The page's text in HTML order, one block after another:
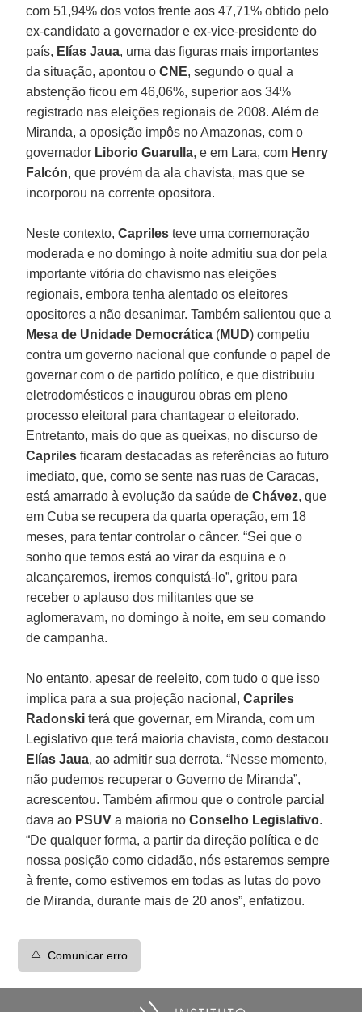
com 51,94% dos votos frente aos 47,71% obtido pelo
ex-candidato a governador e ex-vice-presidente do
país, Elías Jaua, uma das figuras mais importantes
da situação, apontou oCNE, segundo o qual a
abstenção ficou em 46,06%, superior aos 34%
registrado nas eleições regionais de 2008. Além de
Miranda, a oposição impôs no Amazonas, com o
governador Liborio Guarulla, e em Lara, com Henry
Falcón, que provém da ala chavista, mas que se
incorporou na corrente opositora.
Neste contexto,Caprilesteve uma comemoração
moderada e no domingo à noite admitiu sua dor pela
importante vitória do chavismo nas eleições
regionais, embora tenha alentado os eleitores
opositores a não desanimar. Também salientou que a
Mesa de Unidade Democrática (MUD) competiu
contra um governo nacional que confunde o papel de
governar com o de partido político, e que distribuiu
eletrodomésticos e inaugurou obras em pleno
processo eleitoral para chantagear o eleitorado.
Entretanto, mais do que as queixas, no discurso de
Caprilesficaram destacadas as referências ao futuro
imediato, que, como se sente nas ruas de Caracas,
está amarrado à evolução da saúde deChávez, que
em Cuba se recupera da quarta operação, em 18
meses, para tentar controlar o câncer. “Sei que o
sonho que temos está ao virar da esquina e o
alcançaremos, iremos conquistá-lo”, gritou para
receber o aplauso dos militantes que se
aglomeravam, no domingo à noite, em seu comando
de campanha.
No entanto, apesar de reeleito, com tudo o que isso
implica para a sua projeção nacional,Capriles
Radonski terá que governar, em Miranda, com um
Legislativo que terá maioria chavista, como destacou
Elías Jaua, ao admitir sua derrota. “Nesse momento,
não pudemos recuperar o Governo de Miranda”,
acrescentou. Também afirmou que o controle parcial
dava ao PSUVa maioria noConselho Legislativo.
“De qualquer forma, a partir da direção política e de
nossa posição como cidadão, nós estaremos sempre
à frente, como estivemos em todas as lutas do povo
de Miranda, durante mais de 20 anos”, enfatizou.
⚠️ Comunicar erro